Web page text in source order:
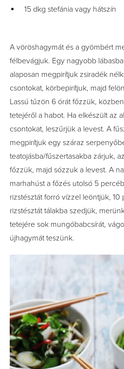
15 dkg stefánia vagy hátszín
A vöröshagymát és a gyömbért
félbevágjuk. Egy nagyobb
alaposan megpirítjuk zsiradék
csontokat, körbepirítjuk, majd
Lassú tűzön 6 órát főzzük,
tetejéről a habot. Ha elkészült az
csontokat, leszűrjük a levest. A
megpirítjuk egy száraz
teatojásba/fűszertasakba zárjuk,
főzzük, majd sózzuk a levest. A
marhahúst a főzés utolsó 5
rizstésztát forró vízzel leöntjük,
rizstésztát tálakba szedjük,
tetejére sok mungóbabcsírát,
újhagymát teszünk.